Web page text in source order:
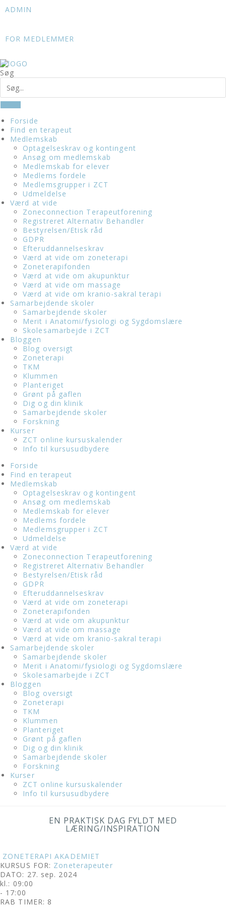
toADMIN
FOR MEDLEMMER
Søg
Forside
Find en terapeut
Medlemskab
Optagelseskrav og kontingent
Ansøg om medlemskab
Medlemskab for elever
Medlems fordele
Medlemsgrupper i ZCT
Udmeldelse
Værd at vide
Zoneconnection Terapeutforening
Registreret Alternativ Behandler
Bestyrelsen/Etisk råd
GDPR
Efteruddannelseskrav
Værd at vide om zoneterapi
Zoneterapifonden
Værd at vide om akupunktur
Værd at vide om massage
Værd at vide om kranio-sakral terapi
Samarbejdende skoler
Samarbejdende skoler
Merit i Anatomi/fysiologi og Sygdomslære
Skolesamarbejde i ZCT
Bloggen
Blog oversigt
Zoneterapi
TKM
Klummen
Planteriget
Grønt på gaflen
Dig og din klinik
Samarbejdende skoler
Forskning
Kurser
ZCT online kursuskalender
Info til kursusudbydere
Forside
Find en terapeut
Medlemskab
Optagelseskrav og kontingent
Ansøg om medlemskab
Medlemskab for elever
Medlems fordele
Medlemsgrupper i ZCT
Udmeldelse
Værd at vide
Zoneconnection Terapeutforening
Registreret Alternativ Behandler
Bestyrelsen/Etisk råd
GDPR
Efteruddannelseskrav
Værd at vide om zoneterapi
Zoneterapifonden
Værd at vide om akupunktur
Værd at vide om massage
Værd at vide om kranio-sakral terapi
Samarbejdende skoler
Samarbejdende skoler
Merit i Anatomi/fysiologi og Sygdomslære
Skolesamarbejde i ZCT
Bloggen
Blog oversigt
Zoneterapi
TKM
Klummen
Planteriget
Grønt på gaflen
Dig og din klinik
Samarbejdende skoler
Forskning
Kurser
ZCT online kursuskalender
Info til kursusudbydere
EN PRAKTISK DAG FYLDT MED
LÆRING/INSPIRATION
ZONETERAPI AKADEMIET
KURSUS FOR: Zoneterapeuter
DATO: 27. sep. 2024
kl.: 09:00
- 17:00
RAB TIMER: 8